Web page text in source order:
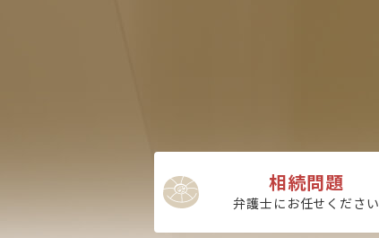
相続問題
弁護士にお任せください